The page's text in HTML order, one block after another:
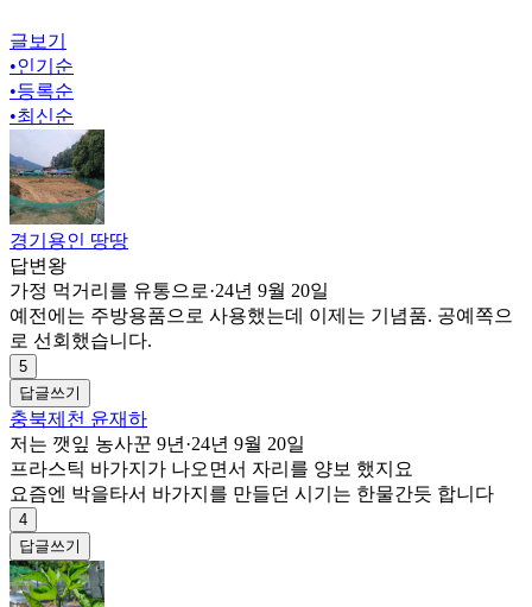
글보기
•인기순
•등록순
•최신순
경기용인 땅땅
답변왕
가정 먹거리를 유통으로·24년 9월 20일
예전에는 주방용품으로 사용했는데 이제는 기념품. 공예쪽으
로 선회했습니다.
5
답글쓰기
충북제천 윤재하
저는 깻잎 농사꾼 9년 ·24년 9월 20일
프라스틱 바가지가 나오면서 자리를 양보 했지요
요즘엔 박을타서 바가지를 만들던 시기는 한물간듯 합니다
4
답글쓰기